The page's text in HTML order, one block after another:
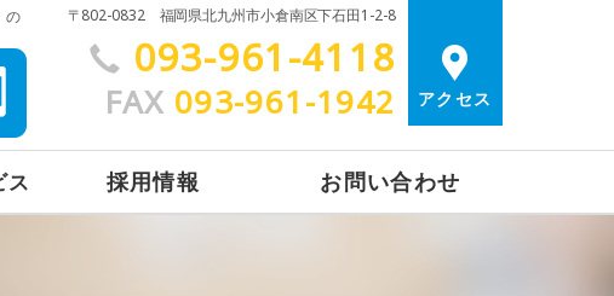
の 〒802-0832 福岡県北九州市小倉南区下石田1-2-8
093-961-4118
FAX 093-961-1942 アクセス
ス 採用情報 お問い合わせ